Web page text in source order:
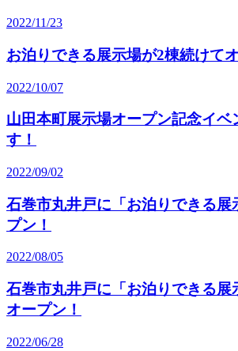
2022/11/23
お泊りできる展示場が2棟続けて
2022/10/07
山田本町展示場オープン記念イベ
す！
2022/09/02
石巻市丸井戸に「お泊りできる展
プン！
2022/08/05
石巻市丸井戸に「お泊りできる展
オープン！
2022/06/28